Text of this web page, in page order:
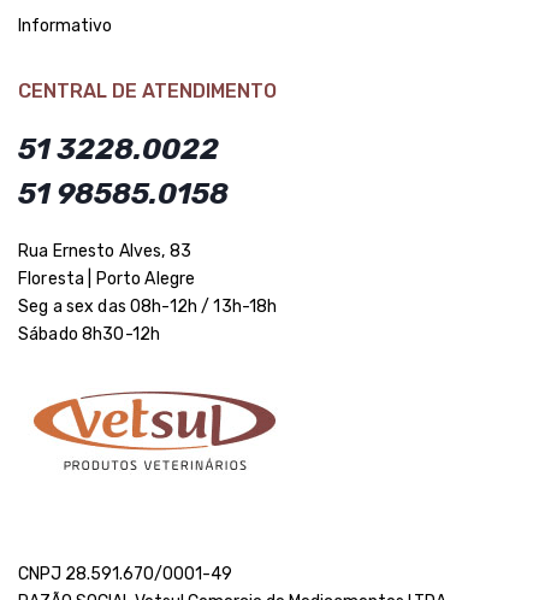
Informativo
CENTRAL DE ATENDIMENTO
51 3228.0022
51 98585.0158
Rua Ernesto Alves, 83
Floresta | Porto Alegre
Seg a sex das 08h-12h / 13h-18h
Sábado 8h30-12h
CNPJ 28.591.670/0001-49